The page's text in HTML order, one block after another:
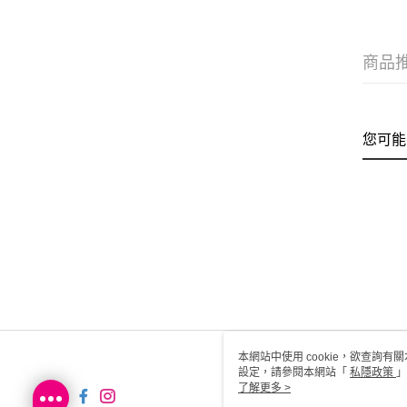
商品
您可
本網站中使用 cookie，欲查詢有
設定，請參閱本網站「 私隱政策
用 cookie。
了解更多 >